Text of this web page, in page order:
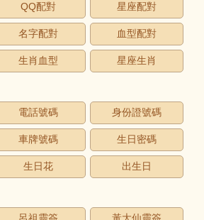
QQ配對 星座配對
名字配對 血型配對
生肖血型 星座生肖
電話號碼 身份證號碼
車牌號碼 生日密碼
生日花 出生日